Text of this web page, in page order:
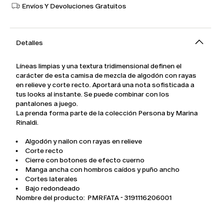
Envíos Y Devoluciones Gratuitos
Detalles
Líneas limpias y una textura tridimensional definen el
carácter de esta camisa de mezcla de algodón con rayas
en relieve y corte recto. Aportará una nota sofisticada a
tus looks al instante. Se puede combinar con los
pantalones a juego.
La prenda forma parte de la colección Persona by Marina
Rinaldi.
Algodón y nailon con rayas en relieve
Corte recto
Cierre con botones de efecto cuerno
Manga ancha con hombros caídos y puño ancho
Cortes laterales
Bajo redondeado
Nombre del producto: PMRFATA - 3191116206001